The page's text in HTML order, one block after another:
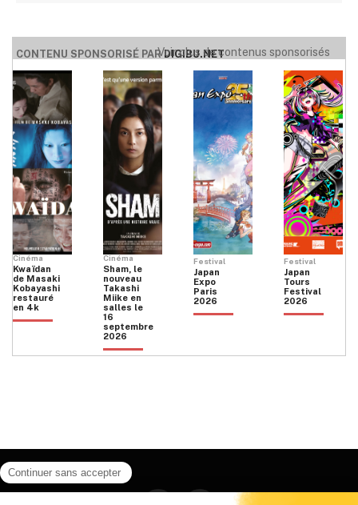
CONTENU SPONSORISÉ PARDIGIBU.NET
Voir plus de contenus sponsorisés
Cinéma
Kwaïdan
de Masaki
Kobayashi
restauré
en 4k
Cinéma
Sham, le
nouveau
Takashi
Miike en
salles le
16
septembre
2026
Festival
Japan
Expo
Paris
2026
Festival
Japan
Tours
Festival
2026